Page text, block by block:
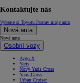
Kontaktujte nás
Vyberte si Toyotu Postav moje auto
Nová auta
Nová auta
Osobní vozy
Aygo X
Yaris
Nový Yaris Cross
Yaris Cross
Urban Cruiser